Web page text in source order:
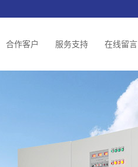
合作客户 服务支持 在线留言